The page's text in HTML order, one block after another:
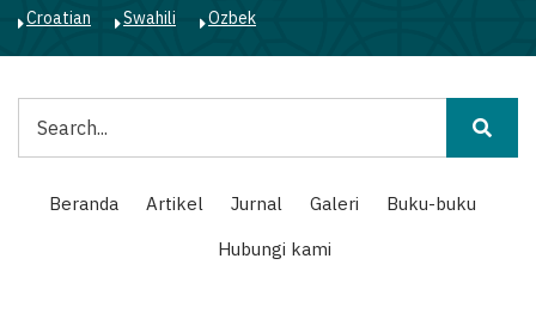
Croatian
Swahili Ozbek
Main
navigation
Beranda Artikel Jurnal Galeri
Buku-buku
Hubungi kami